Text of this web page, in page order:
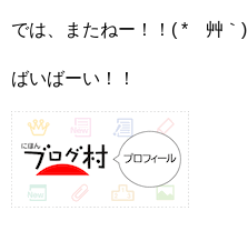
では、またねー！！( *´艸｀)
ばいばーい！！